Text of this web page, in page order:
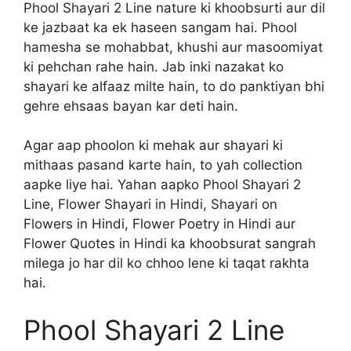
Phool Shayari 2 Line nature ki khoobsurti aur dil
ke jazbaat ka ek haseen sangam hai. Phool
hamesha se mohabbat, khushi aur masoomiyat
ki pehchan rahe hain. Jab inki nazakat ko
shayari ke alfaaz milte hain, to do panktiyan bhi
gehre ehsaas bayan kar deti hain.
Agar aap phoolon ki mehak aur shayari ki
mithaas pasand karte hain, to yah collection
aapke liye hai. Yahan aapko Phool Shayari 2
Line, Flower Shayari in Hindi, Shayari on
Flowers in Hindi, Flower Poetry in Hindi aur
Flower Quotes in Hindi ka khoobsurat sangrah
milega jo har dil ko chhoo lene ki taqat rakhta
hai.
Phool Shayari 2 Line